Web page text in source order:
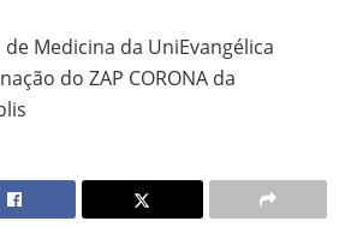
Medicina da UniEvangélica
do ZAP CORONA da